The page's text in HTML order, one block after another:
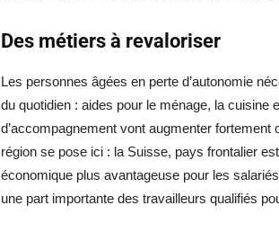
Des métiers à revaloriser
Les personnes âgées en perte d’autonomie
du quotidien : aides pour le ménage, la
d’accompagnement vont augmenter
région se pose ici : la Suisse, pays frontalier
économique plus avantageuse pour les
une part importante des travailleurs qualifiés